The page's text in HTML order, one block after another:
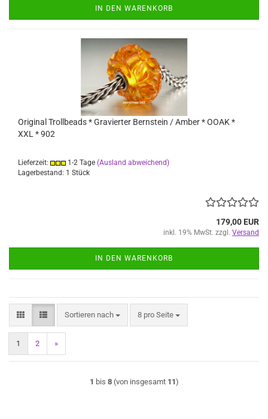
IN DEN WARENKORB
Original Trollbeads * Gravierter Bernstein / Amber * OOAK *
XXL * 902
Lieferzeit: 1-2 Tage (Ausland abweichend)
Lagerbestand: 1 Stück
179,00 EUR
inkl. 19% MwSt. zzgl. Versand
IN DEN WARENKORB
Sortieren nach
Sortieren nach 8 pro Seite
pro Seite
1 2 »
1 bis 8(von insgesamt 11)